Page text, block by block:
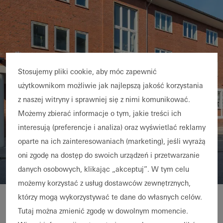
Conversion of a listed
Stosujemy pliki cookie, aby móc zapewnić
użytkownikom możliwie jak najlepszą jakość korzystania
z naszej witryny i sprawniej się z nimi komunikować.
Możemy zbierać informacje o tym, jakie treści ich
interesują (preferencje i analiza) oraz wyświetlać reklamy
oparte na ich zainteresowaniach (marketing), jeśli wyrażą
oni zgodę na dostęp do swoich urządzeń i przetwarzanie
danych osobowych, klikając „akceptuj”. W tym celu
możemy korzystać z usług dostawców zewnętrznych,
którzy mogą wykorzystywać te dane do własnych celów.
Tutaj można zmienić zgodę w dowolnym momencie.